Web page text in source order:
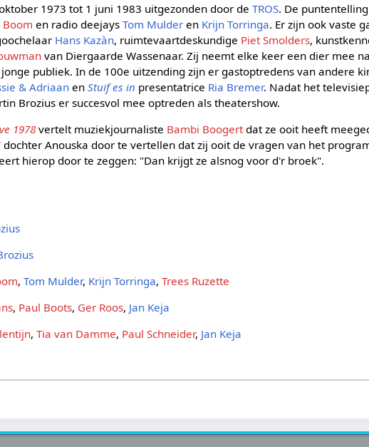
1973 tot 1 juni 1983 uitgezonden door deTROS. De
Boom en radio deejaysTom Mulder en Krijn Torringa. Er zijn ook vaste
Hans Kazàn, ruimtevaartdeskundige Piet Smolders,
van Diergaarde Wassenaar. Zij neemt elke keer een dier mee
publiek. In de 100e uitzending zijn er gastoptredens van andere
& Adriaan enStuif es in presentatrice Ria Bremer. Nadat het
Brozius er succesvol mee optreden als theatershow.
1978vertelt muziekjournaliste Bambi Boogert dat ze ooit heeft
dochter Anouska door te vertellen dat zij ooit de vragen van het
hierop door te zeggen: "Dan krijgt ze alsnog voor d'r broek".
,Tom Mulder, Krijn Torringa,Trees Ruzette
, Paul Boots, Ger Roos, Jan Keja
,Tia van Damme, Paul Schneider, Jan Keja